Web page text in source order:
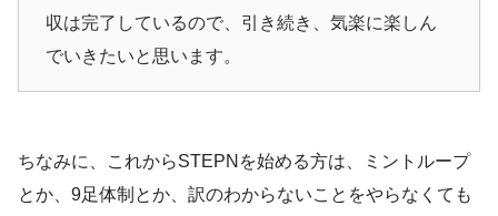
収は完了しているので、引き続き、気楽に楽しん
でいきたいと思います。
ちなみに、これからSTEPNを始める方は、ミントループ
とか、9足体制とか、訳のわからないことをやらなくても